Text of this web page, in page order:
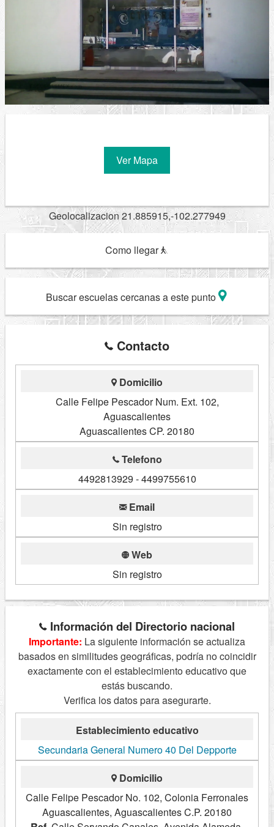
Ver Mapa
Geolocalizacion 21.885915,-102.277949
Como llegar
Buscar escuelas cercanas a este punto
Contacto
Domicilio
Calle Felipe Pescador Num. Ext. 102,
Aguascalientes
Aguascalientes CP. 20180
Telefono
4492813929 - 4499755610
Email
Sin registro
Web
Sin registro
Información del Directorio nacional
Importante: La siguiente información se actualiza
basados en similitudes geográficas, podría no coincidir
exactamente con el establecimiento educativo que
estás buscando.
Verifica los datos para asegurarte.
Establecimiento educativo
Secundaria General Numero 40 Del Depporte
Domicilio
Calle Felipe Pescador No. 102, Colonia Ferronales
Aguascalientes, Aguascalientes C.P. 20180